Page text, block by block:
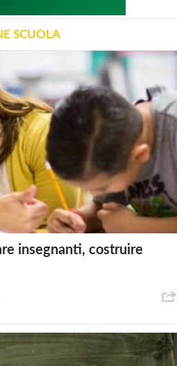
SCUOLA
insegnanti, costruire